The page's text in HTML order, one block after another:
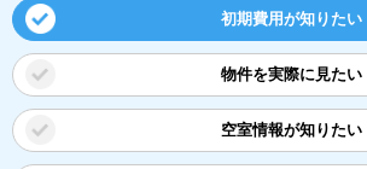
初期費用が知りたい
物件を実際に見たい
空室情報が知りたい